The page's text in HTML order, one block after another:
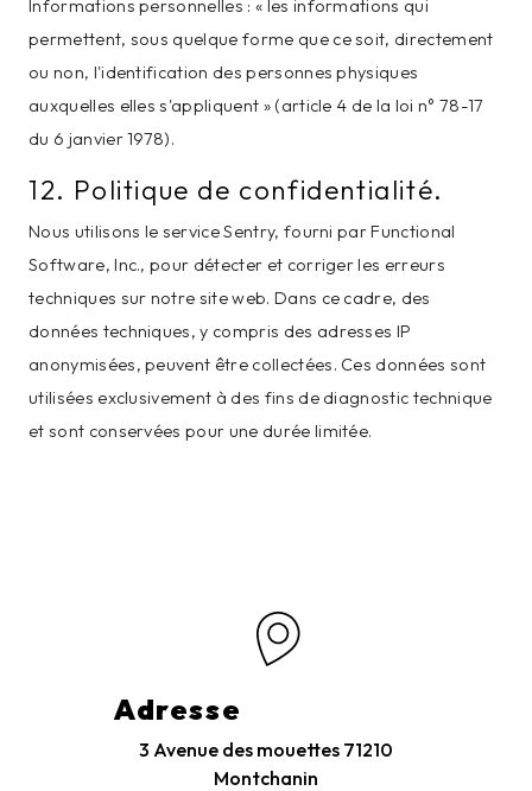
Informations personnelles : « les informations qui
permettent, sous quelque forme que ce soit, directement
ou non, l'identification des personnes physiques
auxquelles elles s'appliquent » (article 4 de la loi n° 78-17
du 6 janvier 1978).
12. Politique de confidentialité.
Nous utilisons le service Sentry, fourni par Functional
Software, Inc., pour détecter et corriger les erreurs
techniques sur notre site web. Dans ce cadre, des
données techniques, y compris des adresses IP
anonymisées, peuvent être collectées. Ces données sont
utilisées exclusivement à des fins de diagnostic technique
et sont conservées pour une durée limitée.
Adresse
3 Avenue des mouettes 71210
Montchanin